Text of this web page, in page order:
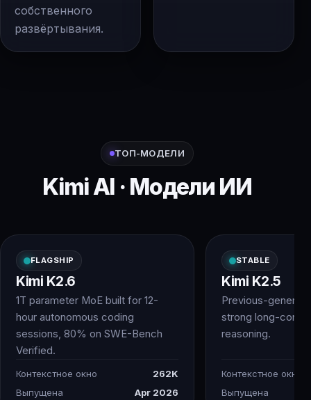
собственного
развёртывания.
ТОП-МОДЕЛИ
Kimi AI · Модели ИИ
FLAGSHIP
Kimi K2.6
1T parameter MoE built for 12-
hour autonomous coding
sessions, 80% on SWE-Bench
Verified.
Контекстное окно
262K
Выпущена
Apr 2026
STABLE
Kimi K2.5
Previous-
strong long-
reasoning.
Контекстное окно
Выпущена